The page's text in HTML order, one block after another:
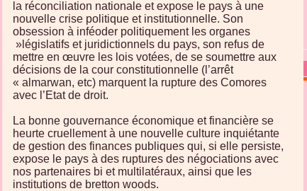
la réconciliation nationale et expose le pays à une
nouvelle crise politique et institutionnelle. Son
obsession à inféoder politiquement les organes
»législatifs et juridictionnels du pays, son refus de
mettre en œuvre les lois votées, de se soumettre aux
décisions de la cour constitutionnelle (l’arrêt
« almarwan, etc) marquent la rupture des Comores
avec l’Etat de droit.
La bonne gouvernance économique et financière se
heurte cruellement à une nouvelle culture inquiétante
de gestion des finances publiques qui, si elle persiste,
expose le pays à des ruptures des négociations avec
nos partenaires bi et multilatéraux, ainsi que les
institutions de bretton woods.